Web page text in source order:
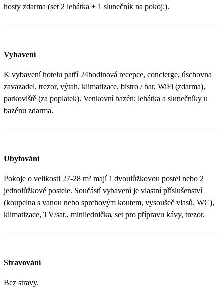
hosty zdarma (set 2 lehátka + 1 slunečník na pokoj;).
Vybavení
K vybavení hotelu patří 24hodinová recepce, concierge, úschovna
zavazadel, trezor, výtah, klimatizace, bistro / bar, WiFi (zdarma),
parkoviště (za poplatek). Venkovní bazén; lehátka a slunečníky u
bazénu zdarma.
Ubytování
Pokoje o velikosti 27-28 m² mají 1 dvoulůžkovou postel nebo 2
jednolůžkové postele. Součástí vybavení je vlastní příslušenství
(koupelna s vanou nebo sprchovým koutem, vysoušeč vlasů, WC),
klimatizace, TV/sat., minilednička, set pro přípravu kávy, trezor.
Stravování
Bez stravy.